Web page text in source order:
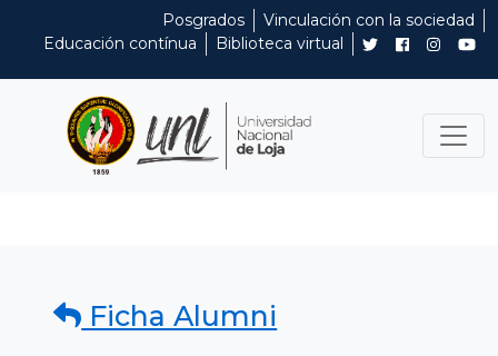
Posgrados
Vinculación con la sociedad
Educación contínua
Biblioteca virtual
Ficha Alumni